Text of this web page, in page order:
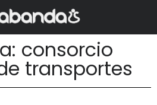
consorcio
transportes